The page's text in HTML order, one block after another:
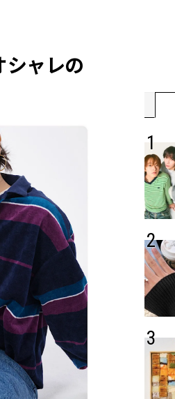
シャレの
ばれで失敗しないコーデ＆マナ
ーを解説 | CLASSY.[クラッシィ]
WEDDING
【結婚指輪】人気ブランドのリ
ング22選｜20〜30代カップルの
エピソードも | CLASSY.[クラッシ
ィ]
WEDDING
【一生ものジュエリー】1つでも
存在感が際立つ！ポメラートの
「トゥギャザー」シリーズに注